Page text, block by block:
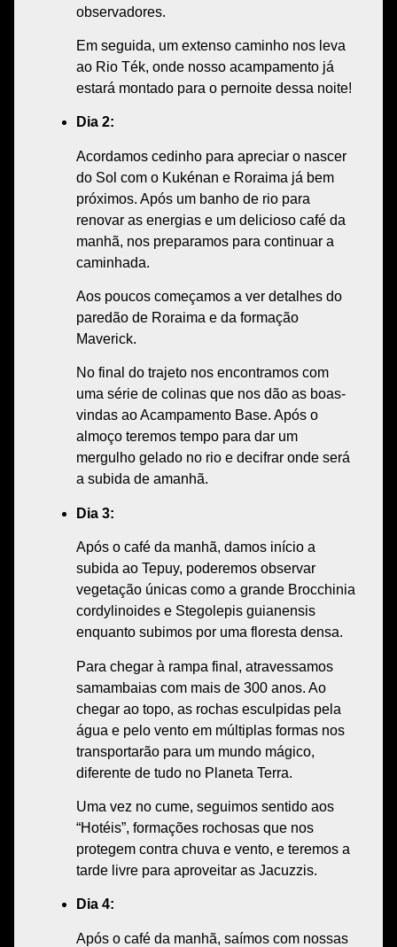
observadores.
Em seguida, um extenso caminho nos leva
ao Rio Ték, onde nosso acampamento já
estará montado para o pernoite dessa noite!
Dia 2:
Acordamos cedinho para apreciar o nascer
do Sol com o Kukénan e Roraima já bem
próximos. Após um banho de rio para
renovar as energias e um delicioso café da
manhã, nos preparamos para continuar a
caminhada.
Aos poucos começamos a ver detalhes do
paredão de Roraima e da formação
Maverick.
No final do trajeto nos encontramos com
uma série de colinas que nos dão as boas-
vindas aoAcampamento Base. Após o
almoço teremos tempo para dar um
mergulho gelado no rio e decifrar onde será
a subida de amanhã.
Dia 3:
Após o café da manhã, damos início a
subida ao Tepuy, poderemos observar
vegetação únicas como a grande Brocchinia
cordylinoides e Stegolepis guianensis
enquanto subimos por uma floresta densa.
Para chegar à rampa final , atravessamos
samambaias com mais de 300 anos. Ao
chegar ao topo, as rochas esculpidas pela
água e pelo vento em múltiplas formas nos
transportarão para um mundo mágico,
diferente de tudo no Planeta Terra.
Uma vez no cume, seguimos sentido aos
“Hotéis”, formações rochosas que nos
protegem contra chuva e vento, e teremos a
tarde livre para aproveitar as Jacuzzis.
Dia 4:
Após o café da manhã, saímos com nossas